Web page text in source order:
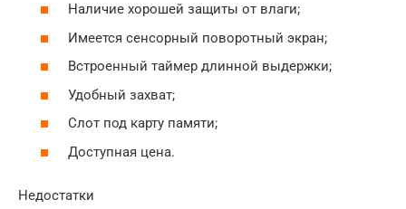
Наличие хорошей защиты от влаги;
Имеется сенсорный поворотный экран;
Встроенный таймер длинной выдержки;
Удобный захват;
Слот под карту памяти;
Доступная цена.
Недостатки